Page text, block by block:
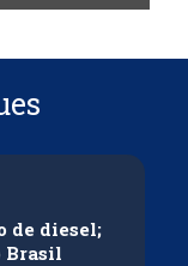
de diesel;
Brasil